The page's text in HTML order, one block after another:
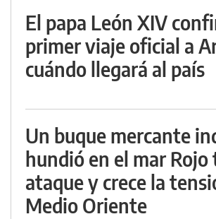
El papa León XIV
primer viaje oficial a
cuándo llegará al país
Un buque mercante
hundió en el mar Rojo
ataque y crece la
Medio Oriente